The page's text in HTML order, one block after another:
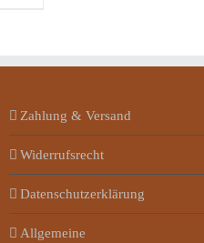
Zahlung & Versand
Widerrufsrecht
Datenschutzerklärung
Allgemeine